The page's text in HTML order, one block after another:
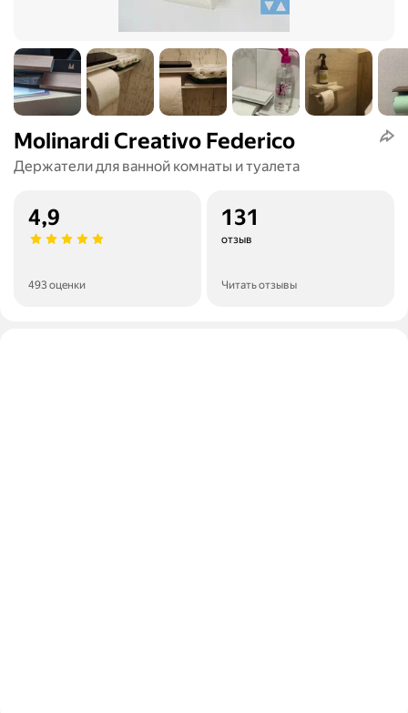
Molinardi Creativo Federico
Держатели для ванной комнаты и туалета
4,9
493 оценки
131
отзыв
Читать отзывы